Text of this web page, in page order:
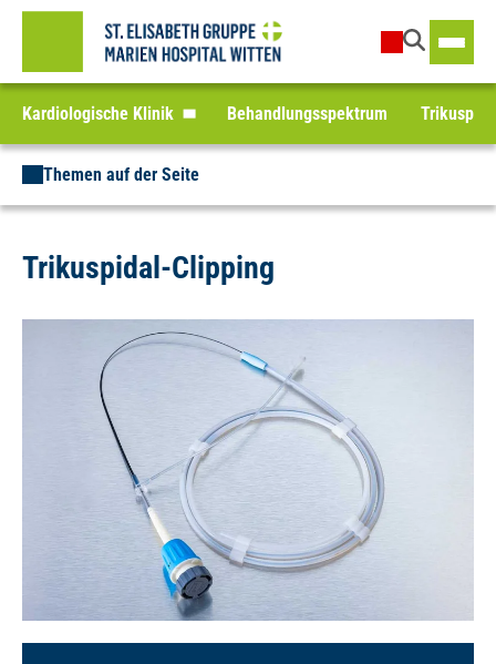
Kardiologische Klinik Behandlungsspektrum
Themen auf der Seite
Trikuspidal-Clipping